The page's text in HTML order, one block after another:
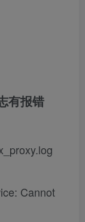
有报错
Cannot